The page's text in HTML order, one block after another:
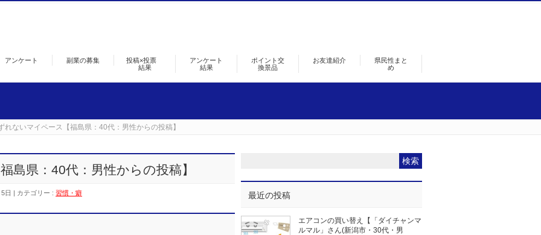
アンケート 副業の募集
投稿×投票
結果
アンケート
結果
ポイント交
換景品
お友達紹介
県民性まと
め
れないマイペース【福島県：40代：男性からの投稿】
島県：40代：男性からの投稿】
日 カテゴリー : 習慣・癖 最近の投稿
エアコンの買い替え【「ダイチャンマ
ルマル」さん(新潟市・30代・男